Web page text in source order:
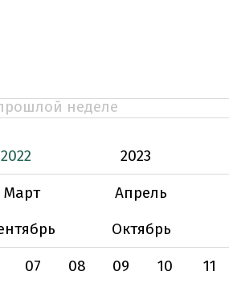
неделе
2022 2023
Март Апрель
Октябрь
07 08 09 10 11